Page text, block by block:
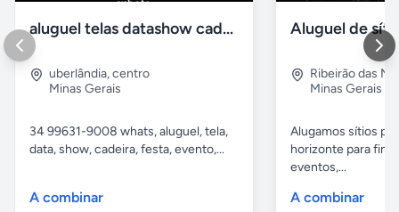
aluguel telas datashow cadeiras uberlândia
uberlândia,centro
Minas Gerais
34 99631-9008 whats, aluguel, tela,
data, show, cadeira, festa, evento,...
A combinar
Ribeirão das
Minas Gerais
Alugamos sítios
horizonte para
eventos,...
A combinar